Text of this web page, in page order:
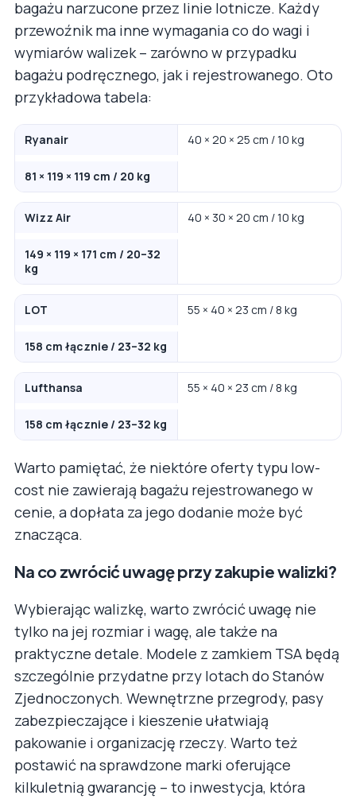
bagażu narzucone przez linie lotnicze. Każdy
przewoźnik ma inne wymagania co do wagi i
wymiarów walizek – zarówno w przypadku
bagażu podręcznego, jak i rejestrowanego. Oto
przykładowa tabela:
Ryanair 40 × 20 × 25 cm / 10 kg
81 × 119 × 119 cm / 20 kg
Wizz Air 40 × 30 × 20 cm / 10 kg
149 × 119 × 171 cm / 20–32
kg
LOT 55 × 40 × 23 cm / 8 kg
158 cm łącznie / 23–32 kg
Lufthansa 55 × 40 × 23 cm / 8 kg
158 cm łącznie / 23–32 kg
Warto pamiętać, że niektóre oferty typu low-
cost nie zawierają bagażu rejestrowanego w
cenie, a dopłata za jego dodanie może być
znacząca.
Na co zwrócić uwagę przy zakupie walizki?
Wybierając walizkę, warto zwrócić uwagę nie
tylko na jej rozmiar i wagę, ale także na
praktyczne detale. Modele z zamkiem TSA będą
szczególnie przydatne przy lotach do Stanów
Zjednoczonych. Wewnętrzne przegrody, pasy
zabezpieczające i kieszenie ułatwiają
pakowanie i organizację rzeczy. Warto też
postawić na sprawdzone marki oferujące
kilkuletnią gwarancję – to inwestycja, która